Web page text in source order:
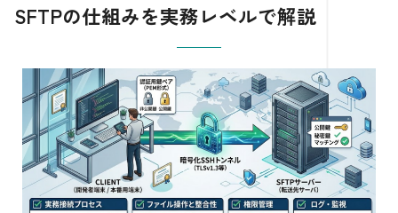
SFTPの仕組みを実務レベルで解説